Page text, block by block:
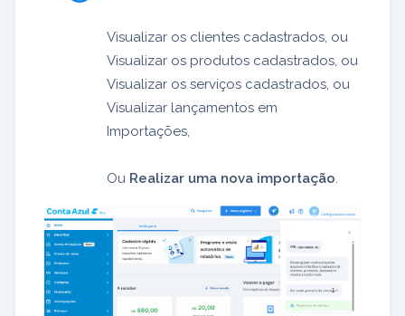
Visualizar os clientes cadastrados, ou
Visualizar os produtos cadastrados, ou
Visualizar os serviços cadastrados, ou
Visualizar lançamentos em
Importações,
Ou Realizar uma nova importação